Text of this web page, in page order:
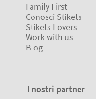
Family First
Conosci Stikets
Stikets Lovers
Work with us
Blog
I nostri partner